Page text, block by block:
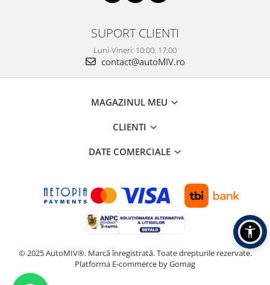
SUPORT CLIENTI
Luni-Vineri: 10:00: 17:00
contact@autoMIV.ro
MAGAZINUL MEU
CLIENTI
DATE COMERCIALE
© 2025 AutoMIV®. Marcă înregistrată. Toate drepturile rezervate.
Platforma E-commerce by Gomag